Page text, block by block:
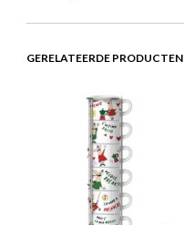
GERELATEERDE PRODUCTEN